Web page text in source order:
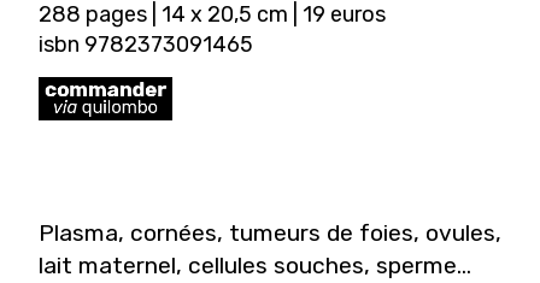
288 pages | 14 x 20,5 cm | 19 euros
isbn 9782373091465
Plasma, cornées, tumeurs de foies, ovules,
lait maternel, cellules souches, sperme…